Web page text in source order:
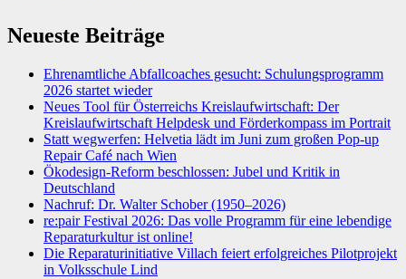
Neueste Beiträge
Ehrenamtliche Abfallcoaches gesucht: Schulungsprogramm
2026 startet wieder
Neues Tool für Österreichs Kreislaufwirtschaft: Der
Kreislaufwirtschaft Helpdesk und Förderkompass im Portrait
Statt wegwerfen: Helvetia lädt im Juni zum großen Pop-up
Repair Café nach Wien
Ökodesign-Reform beschlossen: Jubel und Kritik in
Deutschland
Nachruf: Dr. Walter Schober (1950–2026)
re:pair Festival 2026: Das volle Programm für eine lebendige
Reparaturkultur ist online!
Die Reparaturinitiative Villach feiert erfolgreiches Pilotprojekt
in Volksschule Lind